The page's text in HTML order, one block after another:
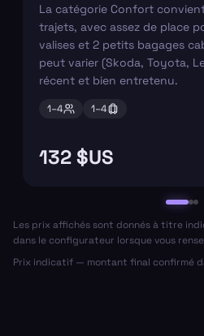
La catégorie Confort
trajets, avec assez de place
valises et 2 petits bagages
peut varier (Skoda, Toyota,
récent et bien entretenu.
1–4 1–4
132 $US
Les prix affichés sont donnés à titre
dans le configurateur lorsque vous
Prix indicatif — montant final confirmé